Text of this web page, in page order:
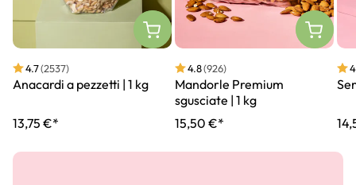
4.7(2537)
Anacardi a pezzetti | 1 kg
13,75 €*
4.8(926)
Mandorle Premium
sgusciate | 1 kg
15,50 €*